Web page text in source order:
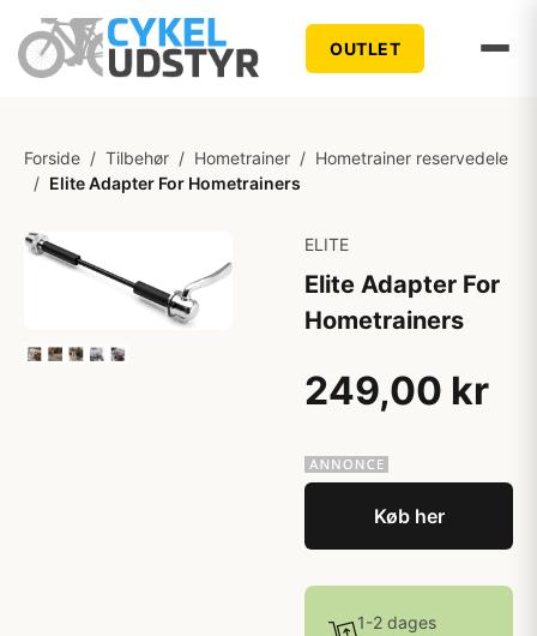
OUTLET
Forside / Tilbehør / Hometrainer / Hometrainer reservedele
/ Elite Adapter For Hometrainers
ELITE
Elite Adapter For
Hometrainers
249,00 kr
Køb her
1-2 dages